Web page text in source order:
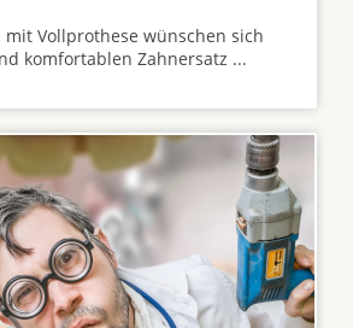
mit Vollprothese wünschen sich
komfortablen Zahnersatz ...